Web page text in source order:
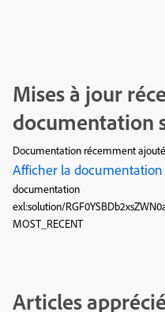
Mises à jour
documentation
Documentation récemment
Afficher la documentation
documentation
exl:solution/
MOST_RECENT
Articles